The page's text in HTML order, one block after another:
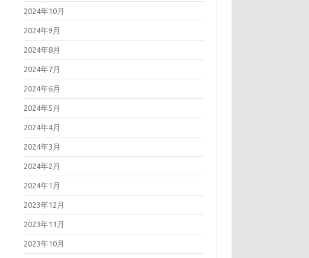
2024年10月
2024年9月
2024年8月
2024年7月
2024年6月
2024年5月
2024年4月
2024年3月
2024年2月
2024年1月
2023年12月
2023年11月
2023年10月